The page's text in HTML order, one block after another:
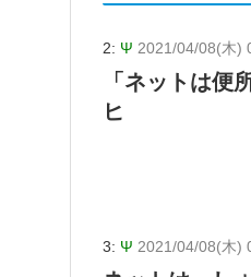
2: Ψ 2021/04/08(木)
「ネットは便
ヒ
3: Ψ 2021/04/08(木)